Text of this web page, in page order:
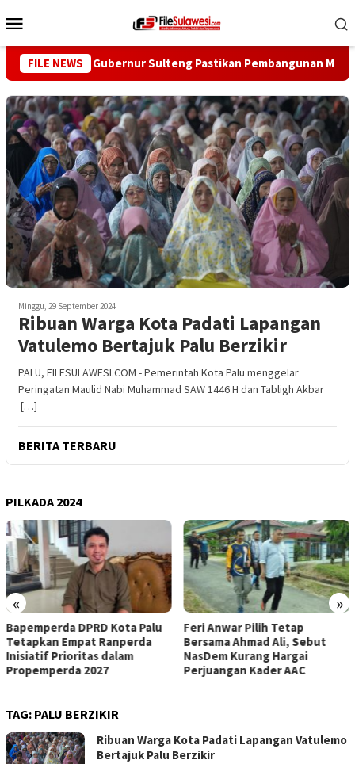
ke
Mobile
FILE NEWS
Mire, Gubernur Sulteng Pastikan Pembangunan
Minggu, 29 September 2024
Ribuan Warga Kota Padati Lapangan
Vatulemo Bertajuk Palu Berzikir
PALU, FILESULAWESI.COM - Pemerintah Kota Palu menggelar
Peringatan Maulid Nabi Muhammad SAW 1446 H dan Tabligh Akbar
[…]
BERITA TERBARU
PILKADA 2024
« »
Feri Anwar Pilih Tetap
Bersama Ahmad Ali, Sebut
NasDem Kurang Hargai
Perjuangan Kader AAC
Pengurus Inti DPW Partai
Nasdem Sulteng Resmi
Mengundurkan Diri dari
Kepengurusan
TAG: PALU BERZIKIR
Ribuan Warga Kota Padati Lapangan Vatulemo
Bertajuk Palu Berzikir